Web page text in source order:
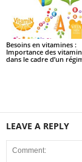
Besoins en vitamines :
Importance des
dans le cadre d’un
LEAVE A REPLY